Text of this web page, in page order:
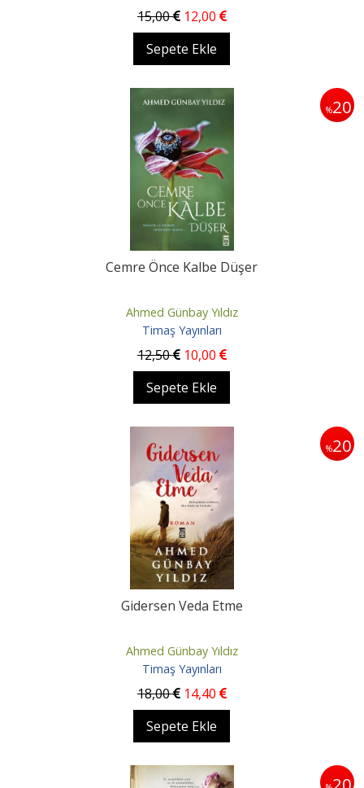
15,00 12,00
Sepete Ekle
%20
Cemre Önce Kalbe Düşer
Ahmed Günbay Yıldız
Timaş Yayınları
12,50 10,00
Sepete Ekle
%20
Gidersen Veda Etme
Ahmed Günbay Yıldız
Timaş Yayınları
18,00 14,40
Sepete Ekle